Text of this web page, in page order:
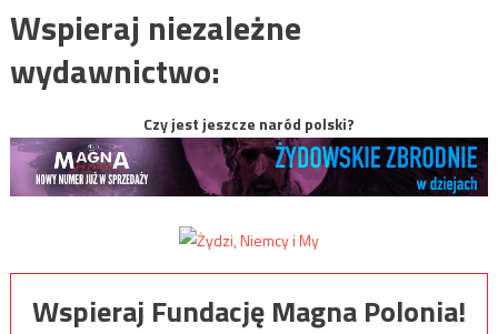
Wspieraj niezależne
wydawnictwo:
Czy jest jeszcze naród polski?
Wspieraj Fundację Magna Polonia!